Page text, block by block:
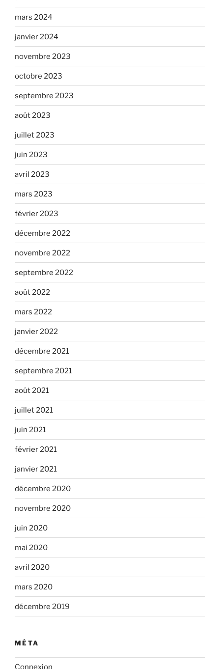
mars 2024
janvier 2024
novembre 2023
octobre 2023
septembre 2023
août 2023
juillet 2023
juin 2023
avril 2023
mars 2023
février 2023
décembre 2022
novembre 2022
septembre 2022
août 2022
mars 2022
janvier 2022
décembre 2021
septembre 2021
août 2021
juillet 2021
juin 2021
février 2021
janvier 2021
décembre 2020
novembre 2020
juin 2020
mai 2020
avril 2020
mars 2020
décembre 2019
MÉTA
Connexion